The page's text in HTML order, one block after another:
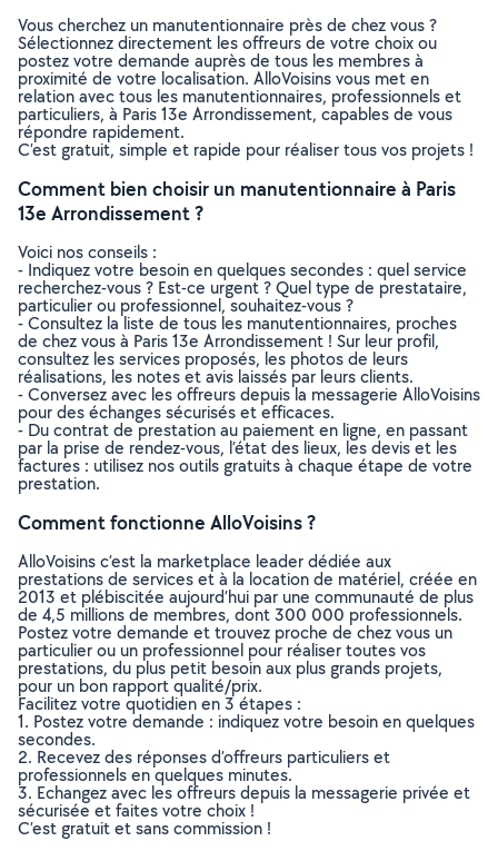
Vous cherchez un manutentionnaire près de chez vous ?
Sélectionnez directement les offreurs de votre choix ou
postez votre demande auprès de tous les membres à
proximité de votre localisation. AlloVoisins vous met en
relation avec tous les manutentionnaires, professionnels et
particuliers, à Paris 13e Arrondissement, capables de vous
répondre rapidement.
C’est gratuit, simple et rapide pour réaliser tous vos projets !
Comment bien choisir un manutentionnaire à Paris
13e Arrondissement ?
Voici nos conseils :
- Indiquez votre besoin en quelques secondes : quel service
recherchez-vous ? Est-ce urgent ? Quel type de prestataire,
particulier ou professionnel, souhaitez-vous ?
- Consultez la liste de tous les manutentionnaires, proches
de chez vous à Paris 13e Arrondissement ! Sur leur profil,
consultez les services proposés, les photos de leurs
réalisations, les notes et avis laissés par leurs clients.
- Conversez avec les offreurs depuis la messagerie AlloVoisins
pour des échanges sécurisés et efficaces.
- Du contrat de prestation au paiement en ligne, en passant
par la prise de rendez-vous, l’état des lieux, les devis et les
factures : utilisez nos outils gratuits à chaque étape de votre
prestation.
Comment fonctionne AlloVoisins ?
AlloVoisins c’est la marketplace leader dédiée aux
prestations de services et à la location de matériel, créée en
2013 et plébiscitée aujourd’hui par une communauté de plus
de 4,5 millions de membres, dont 300 000 professionnels.
Postez votre demande et trouvez proche de chez vous un
particulier ou un professionnel pour réaliser toutes vos
prestations, du plus petit besoin aux plus grands projets,
pour un bon rapport qualité/prix.
Facilitez votre quotidien en 3 étapes :
1. Postez votre demande : indiquez votre besoin en quelques
secondes.
2. Recevez des réponses d’offreurs particuliers et
professionnels en quelques minutes.
3. Echangez avec les offreurs depuis la messagerie privée et
sécurisée et faites votre choix !
C’est gratuit et sans commission !